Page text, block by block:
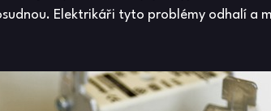
Elektrikáři tyto problémy odhalí a